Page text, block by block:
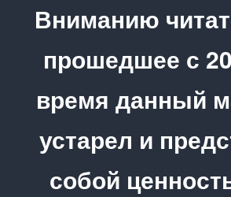
Вниманию
прошедшее с
время данный
устарел и
собой